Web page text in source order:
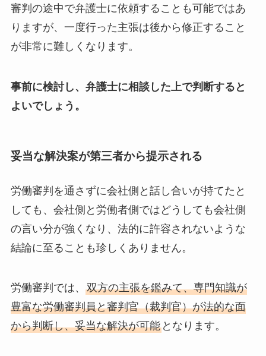
審判の途中で弁護士に依頼することも可能ではあ
りますが、一度行った主張は後から修正すること
が非常に難しくなります。
事前に検討し、弁護士に相談した上で判断すると
よいでしょう。
妥当な解決案が第三者から提示される
労働審判を通さずに会社側と話し合いが持てたと
しても、会社側と労働者側ではどうしても会社側
の言い分が強くなり、法的に許容されないような
結論に至ることも珍しくありません。
労働審判では、 双方の主張を鑑みて、専門知識が
豊富な労働審判員と審判官（裁判官）が法的な面
から判断し、妥当な解決が可能となります。